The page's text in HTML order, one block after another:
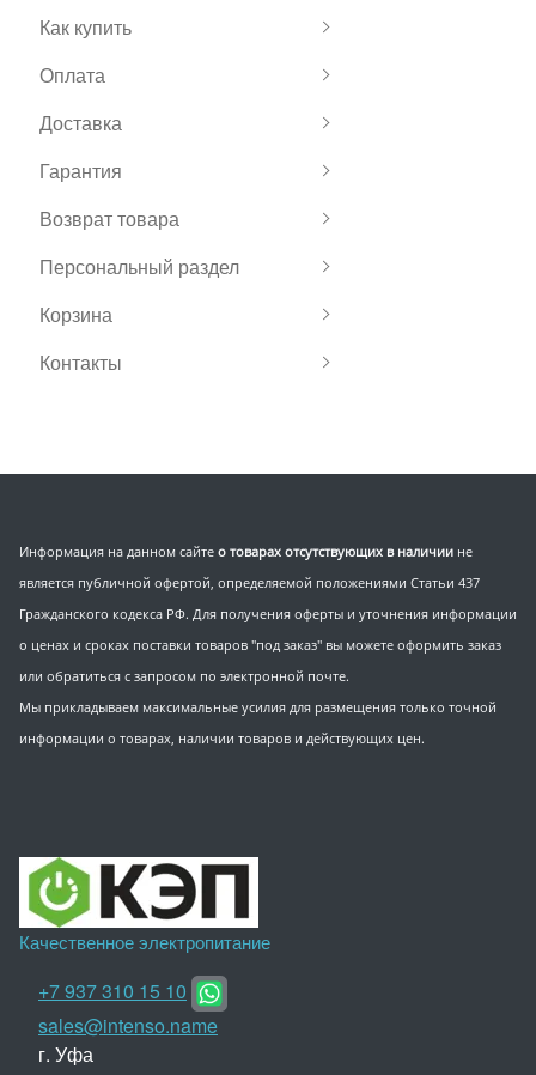
Как купить
Оплата
Доставка
Гарантия
Возврат товара
Персональный раздел
Корзина
Контакты
Информация на данном сайте о товарах отсутствующих в наличии не
является публичной офертой, определяемой положениями Статьи 437
Гражданского кодекса РФ. Для получения оферты и уточнения информации
о ценах и сроках поставки товаров "под заказ" вы можете оформить заказ
или обратиться с запросом по электронной почте.
Мы прикладываем максимальные усилия для размещения только точной
информации о товарах, наличии товаров и действующих цен.
Качественное электропитание
+7 937 310 15 10
sales@intenso.name
г. Уфа